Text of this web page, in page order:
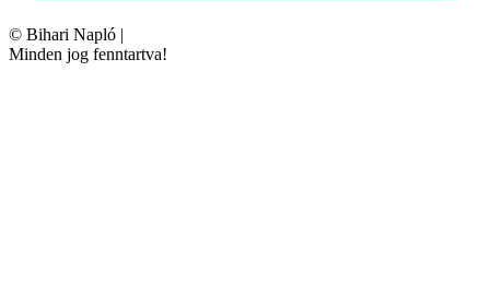
© Bihari Napló |
Minden jog fenntartva!